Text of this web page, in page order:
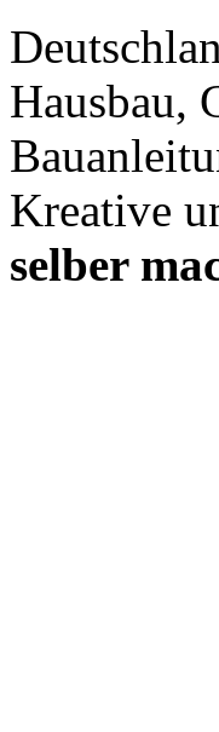
Hausbau,
Kreative
selber